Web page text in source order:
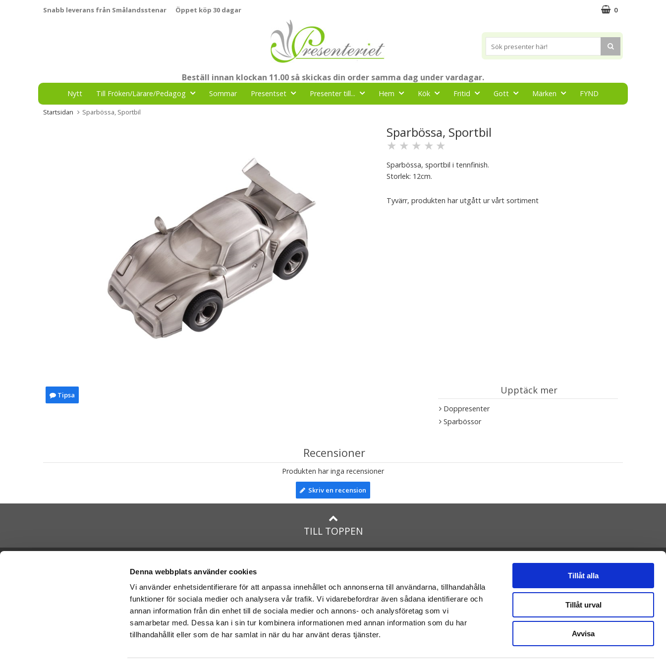
Denna webbplats använder cookies
Vi använder enhetsidentifierare för att anpassa innehållet och annonserna till användarna, tillhandahålla
funktioner för sociala medier och analysera vår trafik. Vi vidarebefordrar även sådana identifierare och
annan information från din enhet till de sociala medier och annons- och analysföretag som vi
samarbetar med. Dessa kan i sin tur kombinera informationen med annan information som du har
tillhandahållit eller som de har samlat in när du har använt deras tjänster.
Tillåt alla
Tillåt urval
Avvisa
Snabb leverans från Smålandsstenar Öppet köp 30 dagar 0
Beställ innan klockan 11.00 så skickas din order samma dag under vardagar.
Nytt Till Fröken/Lärare/Pedagog Sommar Presentset Presenter till... Hem Kök Fritid Gott Märken FYND
Startsidan Sparbössa, Sportbil
Sparbössa, Sportbil
★ ★ ★ ★ ★
Sparbössa, sportbil i tennfinish.
Storlek: 12cm.
Tyvärr, produkten har utgått ur vårt sortiment
Tipsa Upptäck mer
Doppresenter
Sparbössor
Recensioner
Produkten har inga recensioner
Skriv en recension
TILL TOPPEN
Vi skickarpresentermed Posten och
Schenker:
E-mail: Kontakt@presenteriet.se